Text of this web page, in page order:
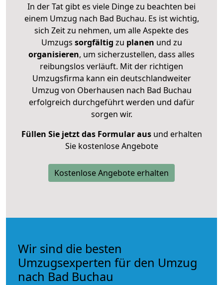
In der Tat gibt es viele Dinge zu beachten bei
einem Umzug nach Bad Buchau. Es ist wichtig,
sich Zeit zu nehmen, um alle Aspekte des
Umzugs sorgfältig zu planen und zu
organisieren, um sicherzustellen, dass alles
reibungslos verläuft. Mit der richtigen
Umzugsfirma kann ein deutschlandweiter
Umzug von Oberhausen nach Bad Buchau
erfolgreich durchgeführt werden und dafür
sorgen wir.
Füllen Sie jetzt das Formular ausund erhalten
Sie kostenlose Angebote
Kostenlose Angebote erhalten
Wir sind die besten
Umzugsexperten für den Umzug
nach Bad Buchau